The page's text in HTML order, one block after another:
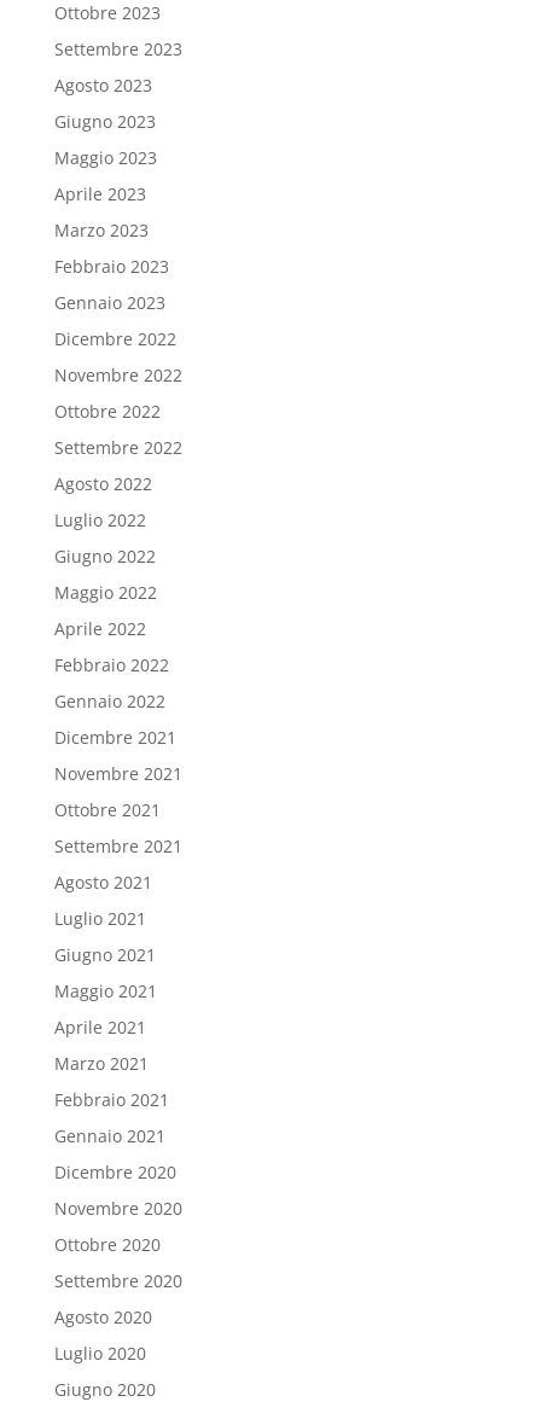
Ottobre 2023
Settembre 2023
Agosto 2023
Giugno 2023
Maggio 2023
Aprile 2023
Marzo 2023
Febbraio 2023
Gennaio 2023
Dicembre 2022
Novembre 2022
Ottobre 2022
Settembre 2022
Agosto 2022
Luglio 2022
Giugno 2022
Maggio 2022
Aprile 2022
Febbraio 2022
Gennaio 2022
Dicembre 2021
Novembre 2021
Ottobre 2021
Settembre 2021
Agosto 2021
Luglio 2021
Giugno 2021
Maggio 2021
Aprile 2021
Marzo 2021
Febbraio 2021
Gennaio 2021
Dicembre 2020
Novembre 2020
Ottobre 2020
Settembre 2020
Agosto 2020
Luglio 2020
Giugno 2020